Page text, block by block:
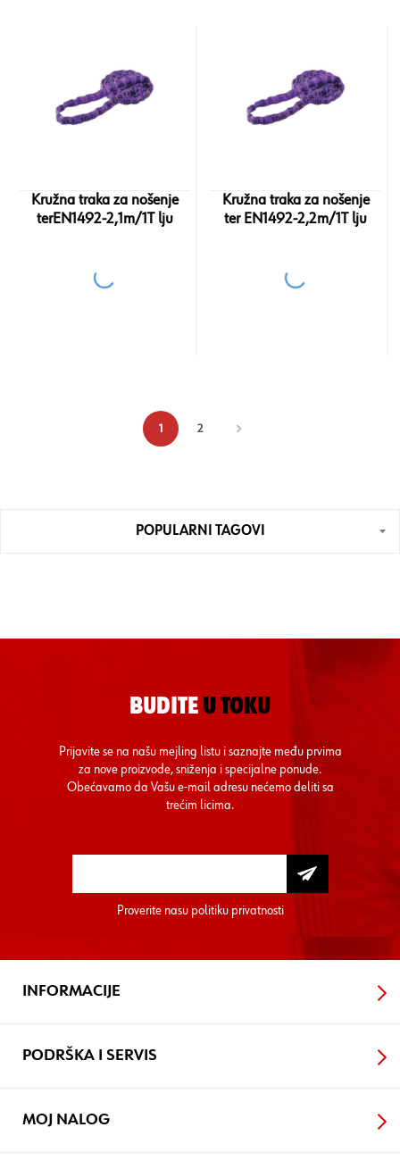
Kružna traka za nošenje
terEN1492-2,1m/1T lju
Kružna traka za nošenje
ter EN1492-2,2m/1T lju
1 2
POPULARNI TAGOVI
BUDITE U TOKU
Prijavite se na našu mejling listu i saznajte među prvima
za nove proizvode, sniženja i specijalne ponude.
Obećavamo da Vašu e-mail adresu nećemo deliti sa
trećim licima.
Proverite nasu politiku privatnosti
INFORMACIJE
PODRŠKA I SERVIS
MOJ NALOG